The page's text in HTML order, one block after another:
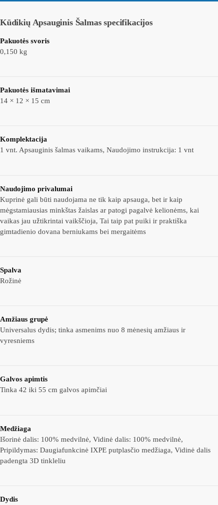
Kūdikių Apsauginis Šalmasspecifikacijos
Pakuotės svoris
0,150 kg
Pakuotės išmatavimai
14 × 12 × 15 cm
Komplektacija
1 vnt. Apsauginis šalmas vaikams, Naudojimo instrukcija: 1 vnt
Naudojimo privalumai
Kuprinė gali būti naudojama ne tik kaip apsauga, bet ir kaip
mėgstamiausias minkštas žaislas ar patogi pagalvė kelionėms, kai
vaikas jau užtikrintai vaikščioja, Tai taip pat puiki ir praktiška
gimtadienio dovana berniukams bei mergaitėms
Spalva
Rožinė
Amžiaus grupė
Universalus dydis; tinka asmenims nuo 8 mėnesių amžiaus ir
vyresniems
Galvos apimtis
Tinka 42 iki 55 cm galvos apimčiai
Medžiaga
Išorinė dalis: 100% medvilnė, Vidinė dalis: 100% medvilnė,
Pripildymas: Daugiafunkcinė IXPE putplasčio medžiaga, Vidinė dalis
padengta 3D tinkleliu
Dydis